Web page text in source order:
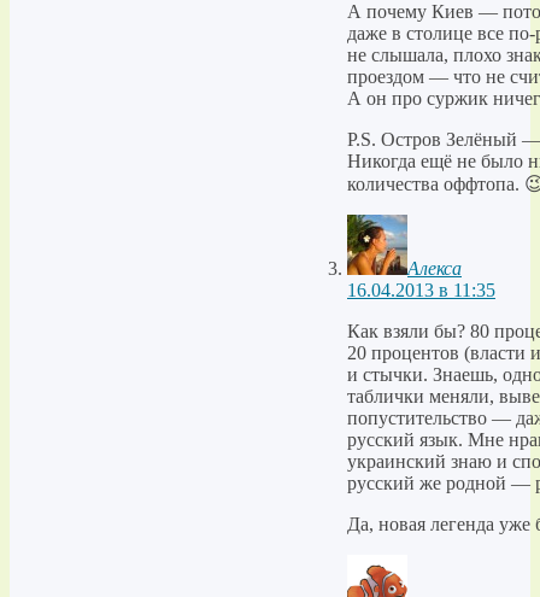
А почему Киев —
даже в столице все
не слышала, плохо
проездом — что не
А он про суржик
P.S. Остров Зелёный
Никогда ещё не было
количества оффтопа.
Алекса
16.04.2013 в 11:35
Как взяли бы? 80
20 процентов (власти
и стычки. Знаешь,
таблички меняли,
попустительство —
русский язык. Мне
украинский знаю и
русский же родной —
Да, новая легенда уже